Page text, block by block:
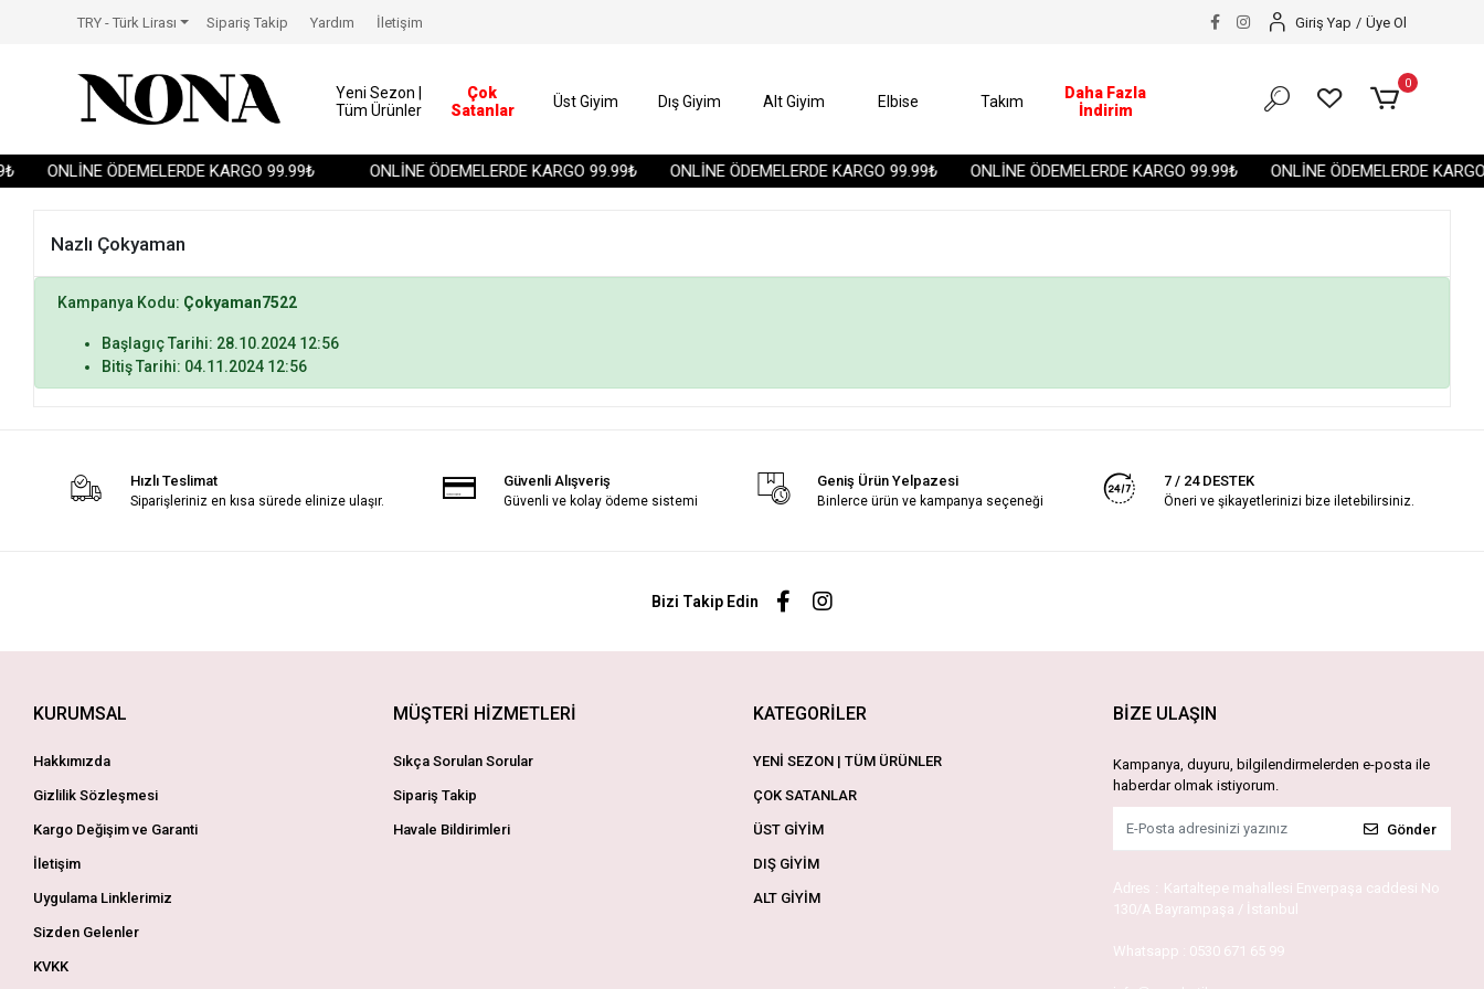
ONLİNE ÖDEMELERDE KARGO 99.99₺ ONLİNE ÖDEMELERDE KARGO 99.99₺ ONLİNE ÖDEMELERDE KARGO 99.99₺ ONLİNE ÖDEMELERDE KARGO 99.99₺ ONLİNE ÖDEMELERDE
TRY - Türk Lirası Sipariş Takip Yardım İletişim Giriş Yap / Üye Ol
Yeni Sezon |
Tüm Ürünler
Çok
Satanlar
Üst Giyim Dış Giyim Alt Giyim Elbise Takım
Daha Fazla
İndirim
0
Nazlı Çokyaman
Kampanya Kodu: Çokyaman7522
Başlagıç Tarihi: 28.10.2024 12:56
Bitiş Tarihi: 04.11.2024 12:56
Hızlı Teslimat
Siparişleriniz en kısa sürede elinize ulaşır.
Güvenli Alışveriş
Güvenli ve kolay ödeme sistemi
Geniş Ürün Yelpazesi
Binlerce ürün ve kampanya seçeneği
7 / 24 DESTEK
Öneri ve şikayetlerinizi bize iletebilirsiniz.
Bizi Takip Edin
KURUMSAL
Hakkımızda
Gizlilik Sözleşmesi
Kargo Değişim ve Garanti
İletişim
Uygulama Linklerimiz
Sizden Gelenler
KVKK
MÜŞTERİ HİZMETLERİ
Sıkça Sorulan Sorular
Sipariş Takip
Havale Bildirimleri
KATEGORİLER
YENİ SEZON | TÜM ÜRÜNLER
ÇOK SATANLAR
ÜST GİYİM
DIŞ GİYİM
ALT GİYİM
BİZE ULAŞIN
Kampanya, duyuru, bilgilendirmelerden e-posta ile
haberdar olmak istiyorum.
Gönder
Adres : Kartaltepe mahallesi Enverpaşa caddesi No
130/A Bayrampaşa / İstanbul
Whatsapp : 0530 671 65 99